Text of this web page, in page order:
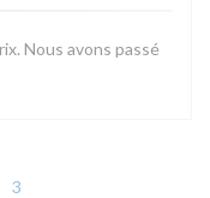
Nous avons passé
3